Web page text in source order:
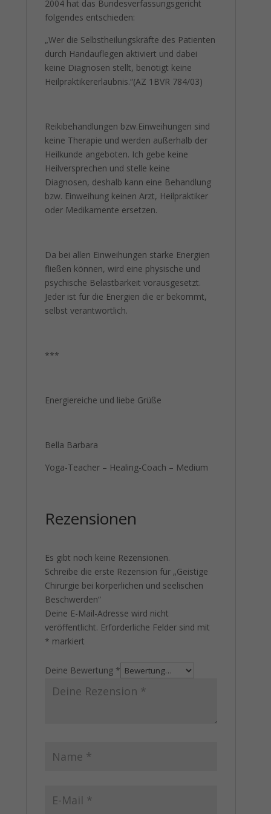
2004 hat das Bundesverfassungsgericht
folgendes entschieden:
„Wer die Selbstheilungskräfte des Patienten
durch Handauflegen aktiviert und dabei
keine Diagnosen stellt, benötigt keine
Heilpraktikererlaubnis.“(AZ 1BVR 784/03)
Reikibehandlungen bzw.Einweihungen sind
keine Therapie und werden außerhalb der
Heilkunde angeboten. Ich gebe keine
Heilversprechen und stelle keine
Diagnosen, deshalb kann eine Behandlung
bzw. Einweihung keinen Arzt, Heilpraktiker
oder Medikamente ersetzen.
Da bei allen Einweihungen starke Energien
fließen können, wird eine physische und
psychische Belastbarkeit vorausgesetzt.
Jeder ist für die Energien die er bekommt,
selbst verantwortlich.
***
Energiereiche und liebe Grüße
Bella Barbara
Yoga-Teacher – Healing-Coach – Medium
Rezensionen
Es gibt noch keine Rezensionen.
Schreibe die erste Rezension für „Geistige
Chirurgie bei körperlichen und seelischen
Beschwerden“
Deine E-Mail-Adresse wird nicht
veröffentlicht. Erforderliche Felder sind mit
* markiert
Deine Bewertung *